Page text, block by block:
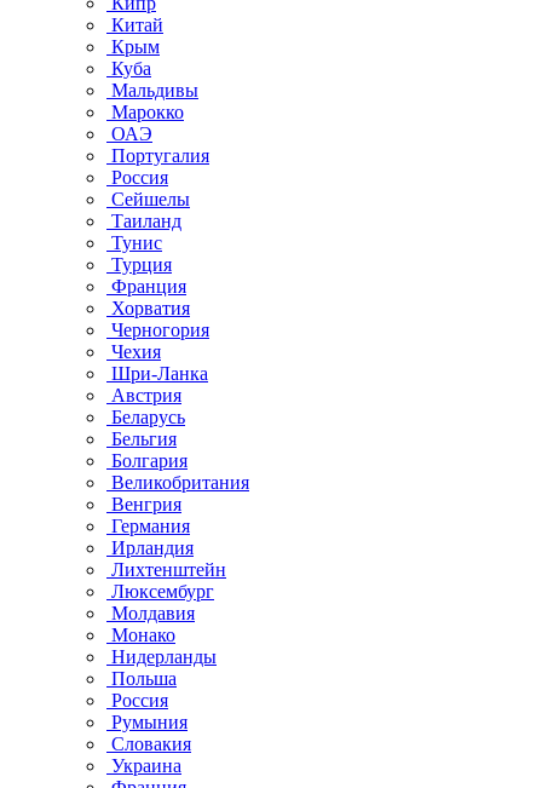
Китай
Крым
Куба
Мальдивы
Марокко
ОАЭ
Португалия
Россия
Сейшелы
Таиланд
Тунис
Турция
Франция
Хорватия
Черногория
Чехия
Шри-Ланка
Австрия
Беларусь
Бельгия
Болгария
Великобритания
Венгрия
Германия
Ирландия
Лихтенштейн
Люксембург
Молдавия
Монако
Нидерланды
Польша
Россия
Румыния
Словакия
Украина